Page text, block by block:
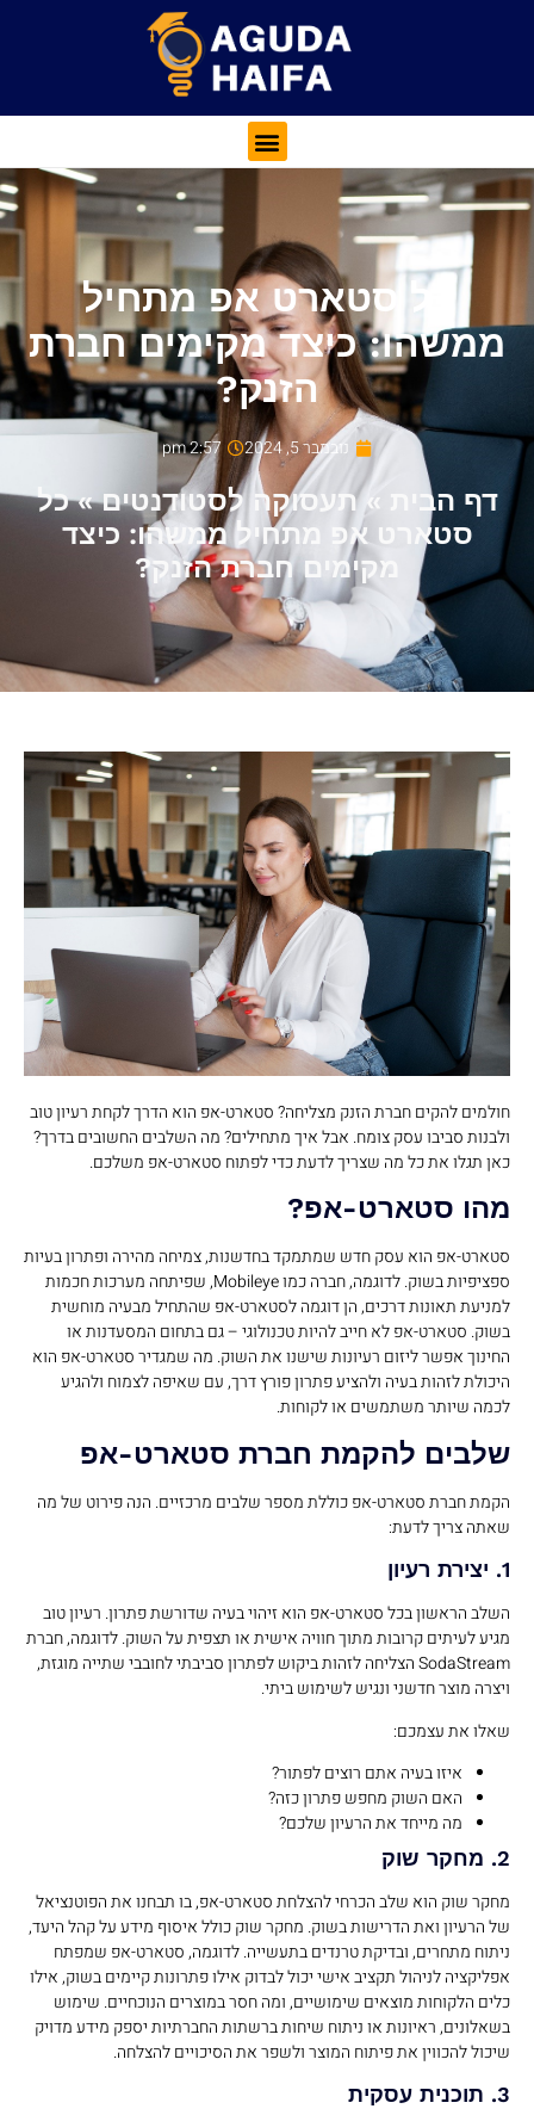
כל סטארט אפ מתחיל
ממשהו: כיצד מקימים חברת
הזנק?
נובמבר 5, 2024 2:57 pm
דף הבית »תעסוקה לסטודנטים»כל
סטארט אפ מתחיל ממשהו: כיצד
מקימים חברת הזנק?
חולמים להקים חברת הזנק מצליחה? סטארט-אפ הוא הדרך לקחת רעיון טוב
ולבנות סביבו עסק צומח. אבל איך מתחילים? מה השלבים החשובים בדרך?
כאן תגלו את כל מה שצריך לדעת כדי לפתוח סטארט-אפ משלכם.
מהו סטארט-אפ?
סטארט-אפ הוא עסק חדש שמתמקד בחדשנות, צמיחה מהירה ופתרון בעיות
ספציפיות בשוק. לדוגמה, חברה כמו Mobileye, שפיתחה מערכות חכמות
למניעת תאונות דרכים, הן דוגמה לסטארט-אפ שהתחיל מבעיה מוחשית
בשוק. סטארט-אפ לא חייב להיות טכנולוגי – גם בתחום המסעדנות או
החינוך אפשר ליזום רעיונות שישנו את השוק. מה שמגדיר סטארט-אפ הוא
היכולת לזהות בעיה ולהציע פתרון פורץ דרך, עם שאיפה לצמוח ולהגיע
לכמה שיותר משתמשים או לקוחות.
שלבים להקמת חברת סטארט-אפ
הקמת חברת סטארט-אפ כוללת מספר שלבים מרכזיים. הנה פירוט של מה
שאתה צריך לדעת:
1. יצירת רעיון
השלב הראשון בכל סטארט-אפ הוא זיהוי בעיה שדורשת פתרון. רעיון טוב
מגיע לעיתים קרובות מתוך חוויה אישית או תצפית על השוק. לדוגמה, חברת
SodaStream הצליחה לזהות ביקוש לפתרון סביבתי לחובבי שתייה מוגזת,
ויצרה מוצר חדשני ונגיש לשימוש ביתי.
שאלו את עצמכם:
איזו בעיה אתם רוצים לפתור?
האם השוק מחפש פתרון כזה?
מה מייחד את הרעיון שלכם?
2. מחקר שוק
מחקר שוק הוא שלב הכרחי להצלחת סטארט-אפ, בו תבחנו את הפוטנציאל
של הרעיון ואת הדרישות בשוק. מחקר שוק כולל איסוף מידע על קהל היעד,
ניתוח מתחרים, ובדיקת טרנדים בתעשייה. לדוגמה, סטארט-אפ שמפתח
אפליקציה לניהול תקציב אישי יכול לבדוק אילו פתרונות קיימים בשוק, אילו
כלים הלקוחות מוצאים שימושיים, ומה חסר במוצרים הנוכחיים. שימוש
בשאלונים, ראיונות או ניתוח שיחות ברשתות החברתיות יספק מידע מדויק
שיכול להכווין את פיתוח המוצר ולשפר את הסיכויים להצלחה.
3. תוכנית עסקית